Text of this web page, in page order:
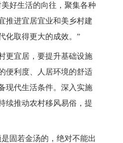
好生活的向往，聚集各种
推进宜居宜业和美乡村建
化取得更大的成效。”
更宜居，要提升基础设施
便利度、人居环境的舒适
现代生活条件。深入实施
续推动农村移风易俗，提
固若金汤的，绝对不能出